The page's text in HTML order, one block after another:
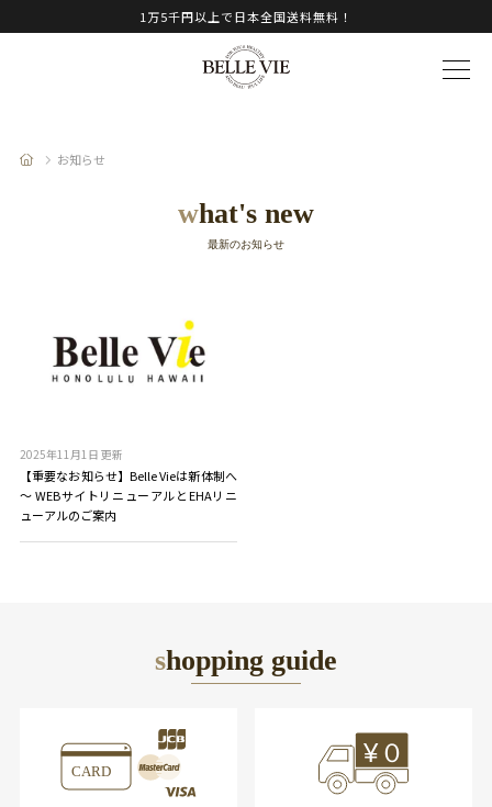
1万5千円以上で日本全国送料無料！
お知らせ
what's new
最新のお知らせ
2025年11月1日 更新
【重要なお知らせ】Belle Vieは新体制へ
〜 WEBサイトリニューアルとEHAリニ
ューアルのご案内
shopping guide